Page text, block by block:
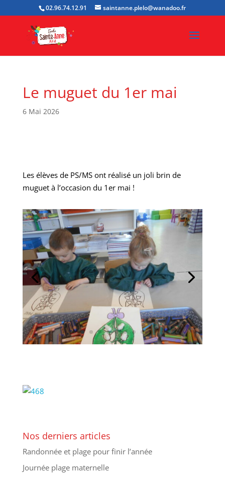
02.96.74.12.91 saintanne.plelo@wanadoo.fr
Le muguet du 1er mai
6 Mai 2026
Les élèves de PS/MS ont réalisé un joli brin de
muguet à l’occasion du 1er mai !
Nos derniers articles
Randonnée et plage pour finir l’année
Journée plage maternelle